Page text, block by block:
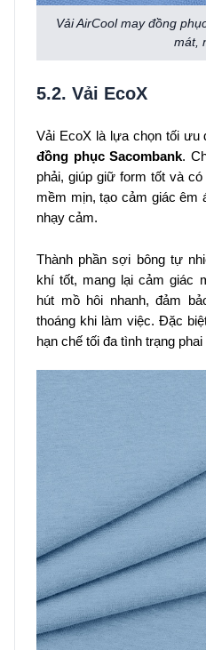
Vải AirCool may đồng
mát,
5.2. Vải EcoX
Vải EcoX là lựa chọn tối ưu
đồng phục Sacombank.
phải, giúp giữ form tốt và
mềm mịn, tạo cảm giác êm
nhạy cảm.
Thành phần sợi bông tự
khí tốt, mang lại cảm giác
hút mồ hôi nhanh, đảm
thoáng khi làm việc. Đặc
hạn chế tối đa tình trạng